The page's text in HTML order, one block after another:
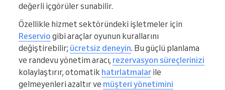
değerli içgörüler sunabilir.
Özellikle hizmet sektöründeki işletmeler için
Reservio gibi araçlar oyunun kurallarını
değiştirebilir; ücretsiz deneyin. Bu güçlü planlama
ve randevu yönetim aracı, rezervasyon süreçlerinizi
kolaylaştırır, otomatik hatırlatmalar ile
gelmeyenleri azaltır ve müşteri yönetimini